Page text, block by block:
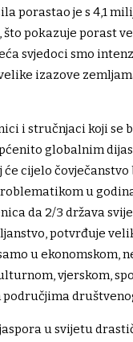
porastao je s 4,1
pokazuje porast
svjedoci smo
izazove
i stručnjaci koji se
globalnim
će cijelo
u
da 2/3 država
potvrđuje
u ekonomskom,
vjerskom,
u svijetu